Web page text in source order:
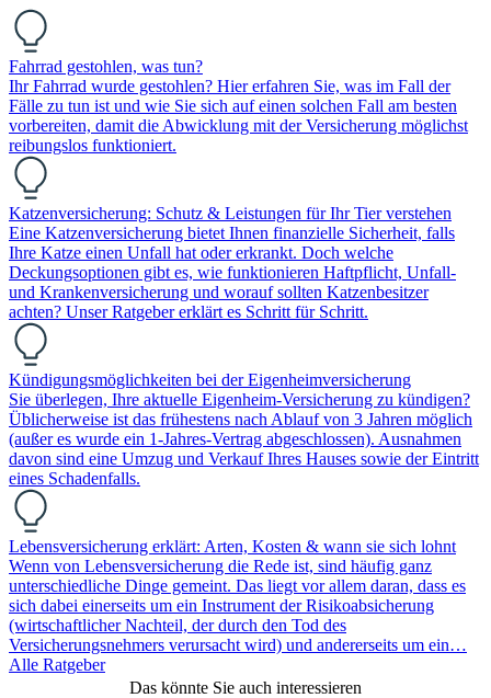
Fahrrad gestohlen, was tun?
Ihr Fahrrad wurde gestohlen? Hier erfahren Sie, was im Fall der
Fälle zu tun ist und wie Sie sich auf einen solchen Fall am besten
vorbereiten, damit die Abwicklung mit der Versicherung möglichst
reibungslos funktioniert.
Katzenversicherung: Schutz & Leistungen für Ihr Tier verstehen
Eine Katzenversicherung bietet Ihnen finanzielle Sicherheit, falls
Ihre Katze einen Unfall hat oder erkrankt. Doch welche
Deckungsoptionen gibt es, wie funktionieren Haftpflicht, Unfall-
und Krankenversicherung und worauf sollten Katzenbesitzer
achten? Unser Ratgeber erklärt es Schritt für Schritt.
Kündigungsmöglichkeiten bei der Eigenheimversicherung
Sie überlegen, Ihre aktuelle Eigenheim-Versicherung zu kündigen?
Üblicherweise ist das frühestens nach Ablauf von 3 Jahren möglich
(außer es wurde ein 1-Jahres-Vertrag abgeschlossen). Ausnahmen
davon sind eine Umzug und Verkauf Ihres Hauses sowie der Eintritt
eines Schadenfalls.
Lebensversicherung erklärt: Arten, Kosten & wann sie sich lohnt
Wenn von Lebensversicherung die Rede ist, sind häufig ganz
unterschiedliche Dinge gemeint. Das liegt vor allem daran, dass es
sich dabei einerseits um ein Instrument der Risikoabsicherung
(wirtschaftlicher Nachteil, der durch den Tod des
Versicherungsnehmers verursacht wird) und andererseits um ein…
Alle Ratgeber
Das könnte Sie auch interessieren